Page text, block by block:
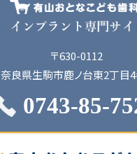
〒630-0112
奈良県生駒市鹿ノ台東2丁目
0743-85-